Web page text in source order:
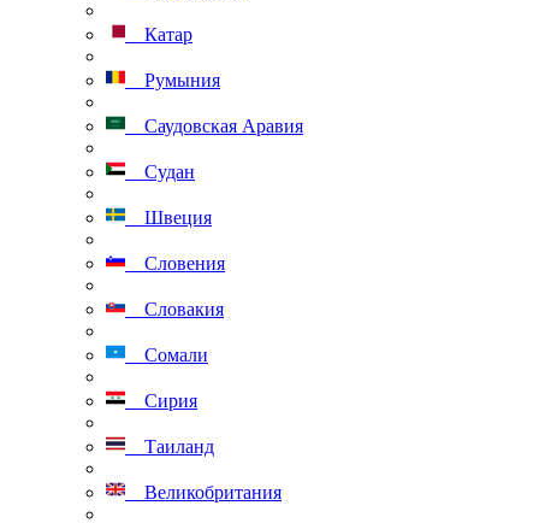
Катар
Румыния
Саудовская Аравия
Судан
Швеция
Словения
Словакия
Сомали
Сирия
Таиланд
Великобритания